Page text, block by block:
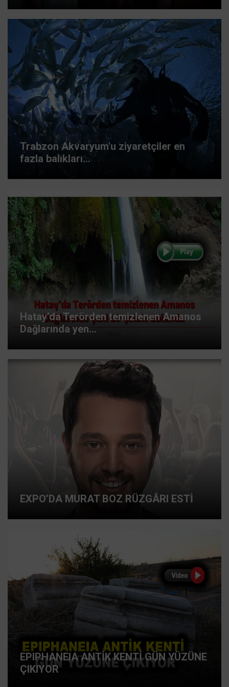
Trabzon Akvaryum'u ziyaretçiler en
fazla balıkları...
Hatay’da Terörden temizlenen Amanos
Dağlarında yen...
EXPO’DA MURAT BOZ RÜZGÂRI ESTİ
EPIPHANEIA ANTİK KENTİ GÜN YÜZÜNE
ÇIKIYOR